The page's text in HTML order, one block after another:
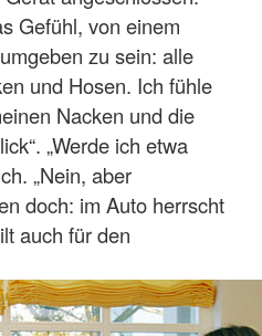
Gefühl, von einem
zu sein: alle
und Hosen. Ich fühle
Nacken und die
„Werde ich etwa
„Nein, aber
doch: im Auto herrscht
auch für den